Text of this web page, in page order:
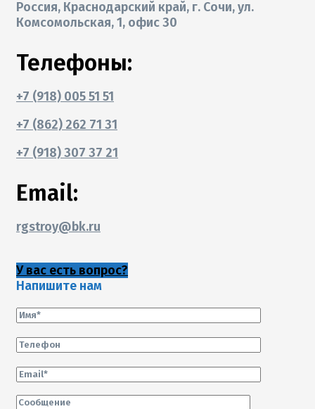
Россия, Краснодарский край, г. Сочи, ул.
Комсомольская, 1, офис 30
Телефоны:
+7 (918) 005 51 51
+7 (862) 262 71 31
+7 (918) 307 37 21
Email:
rgstroy@bk.ru
У вас есть вопрос?
Напишите нам